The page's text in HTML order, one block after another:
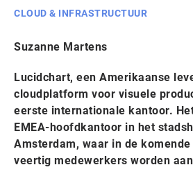
CLOUD & INFRASTRUCTUUR
Suzanne Martens
Lucidchart, een Amerikaanse
cloudplatform voor visuele
eerste internationale kantoor.
EMEA-hoofdkantoor in het
Amsterdam, waar in de komende
veertig medewerkers worden